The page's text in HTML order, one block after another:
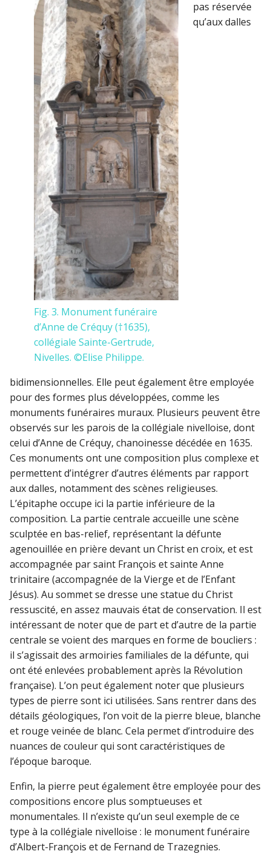
Fig. 3. Monument funéraire
d’Anne de Créquy (†1635),
collégiale Sainte-Gertrude,
Nivelles. ©Elise Philippe.
pas réservée
qu’aux dalles
bidimensionnelles. Elle peut également être employée
pour des formes plus développées, comme les
monuments funéraires muraux. Plusieurs peuvent être
observés sur les parois de la collégiale nivelloise, dont
celui d’Anne de Créquy, chanoinesse décédée en 1635.
Ces monuments ont une composition plus complexe et
permettent d’intégrer d’autres éléments par rapport
aux dalles, notamment des scènes religieuses.
L’épitaphe occupe ici la partie inférieure de la
composition. La partie centrale accueille une scène
sculptée en bas-relief, représentant la défunte
agenouillée en prière devant un Christ en croix, et est
accompagnée par saint François et sainte Anne
trinitaire (accompagnée de la Vierge et de l’Enfant
Jésus). Au sommet se dresse une statue du Christ
ressuscité, en assez mauvais état de conservation. Il est
intéressant de noter que de part et d’autre de la partie
centrale se voient des marques en forme de boucliers :
il s’agissait des armoiries familiales de la défunte, qui
ont été enlevées probablement après la Révolution
française). L’on peut également noter que plusieurs
types de pierre sont ici utilisées. Sans rentrer dans des
détails géologiques, l’on voit de la pierre bleue, blanche
et rouge veinée de blanc. Cela permet d’introduire des
nuances de couleur qui sont caractéristiques de
l’époque baroque.
Enfin, la pierre peut également être employée pour des
compositions encore plus somptueuses et
monumentales. Il n’existe qu’un seul exemple de ce
type à la collégiale nivelloise : le monument funéraire
d’Albert-François et de Fernand de Trazegnies.